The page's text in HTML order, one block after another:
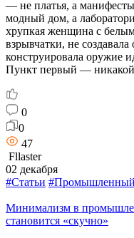
— не платья, а
модный дом, а
хрупкая женщина с
взрывчатки, не
конструировала оружие
Пункт первый —
0
0
47
Fllaster
02 декабря
#Статьи #Промышленный
Минимализм в
становится «скучно»